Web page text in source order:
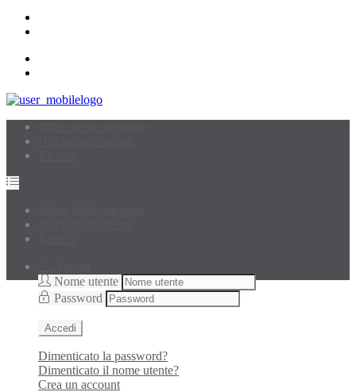
Nome utente
Password
Accedi
Dimenticato la password?
Dimenticato il nome utente?
Crea un account